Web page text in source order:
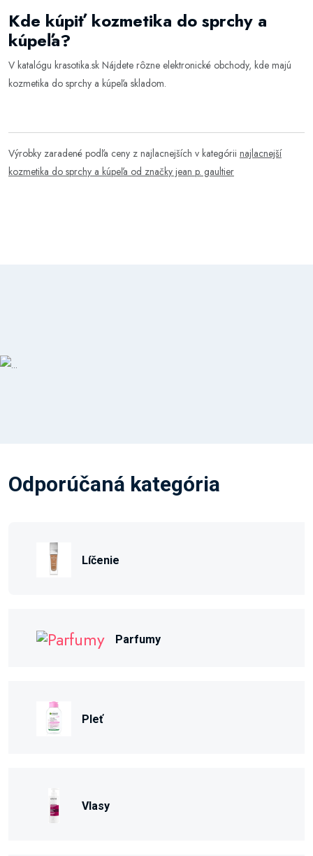
Kde kúpiť kozmetika do sprchy a
kúpeľa?
V katalógu krasotika.sk Nájdete rôzne elektronické obchody, kde majú
kozmetika do sprchy a kúpeľa skladom.
Výrobky zaradené podľa ceny z najlacnejších v kategórii najlacnejší
kozmetika do sprchy a kúpeľa od značky jean p. gaultier
Odporúčaná kategória
Líčenie
Parfumy
Pleť
Vlasy